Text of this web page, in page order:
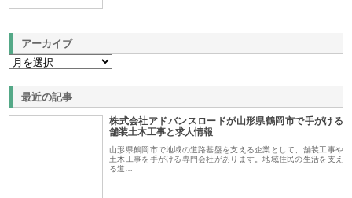
アーカイブ
最近の記事
株式会社アドバンスロードが山形県鶴岡市で手がける
舗装土木工事と求人情報
山形県鶴岡市で地域の道路基盤を支える企業として、舗装工事や
土木工事を手がける専門会社があります。地域住民の生活を支え
る道…